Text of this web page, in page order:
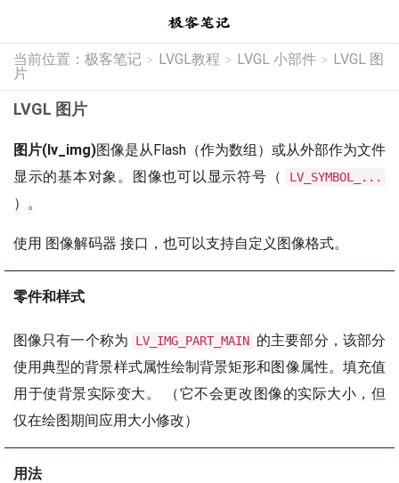
当前位置： 极客笔记 > LVGL教程 > LVGL 小部件 > LVGL 图
片
LVGL 图片
图片(lv_img)图像是从Flash（作为数组）或从外部作为文件
显示的基本对象。图像也可以显示符号（
LV_SYMBOL_...
）。
使用 图像解码器 接口，也可以支持自定义图像格式。
零件和样式
图像只有一个称为 LV_IMG_PART_MAIN 的主要部分，该部分
使用典型的背景样式属性绘制背景矩形和图像属性。填充值
用于使背景实际变大。 （它不会更改图像的实际大小，但
仅在绘图期间应用大小修改）
用法